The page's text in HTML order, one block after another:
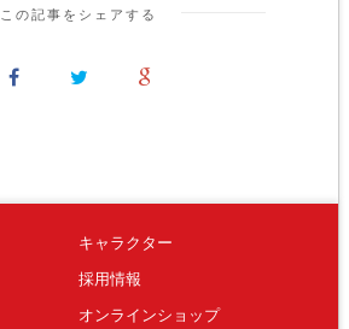
この記事をシェアする
キャラクター
採用情報
オンラインショップ